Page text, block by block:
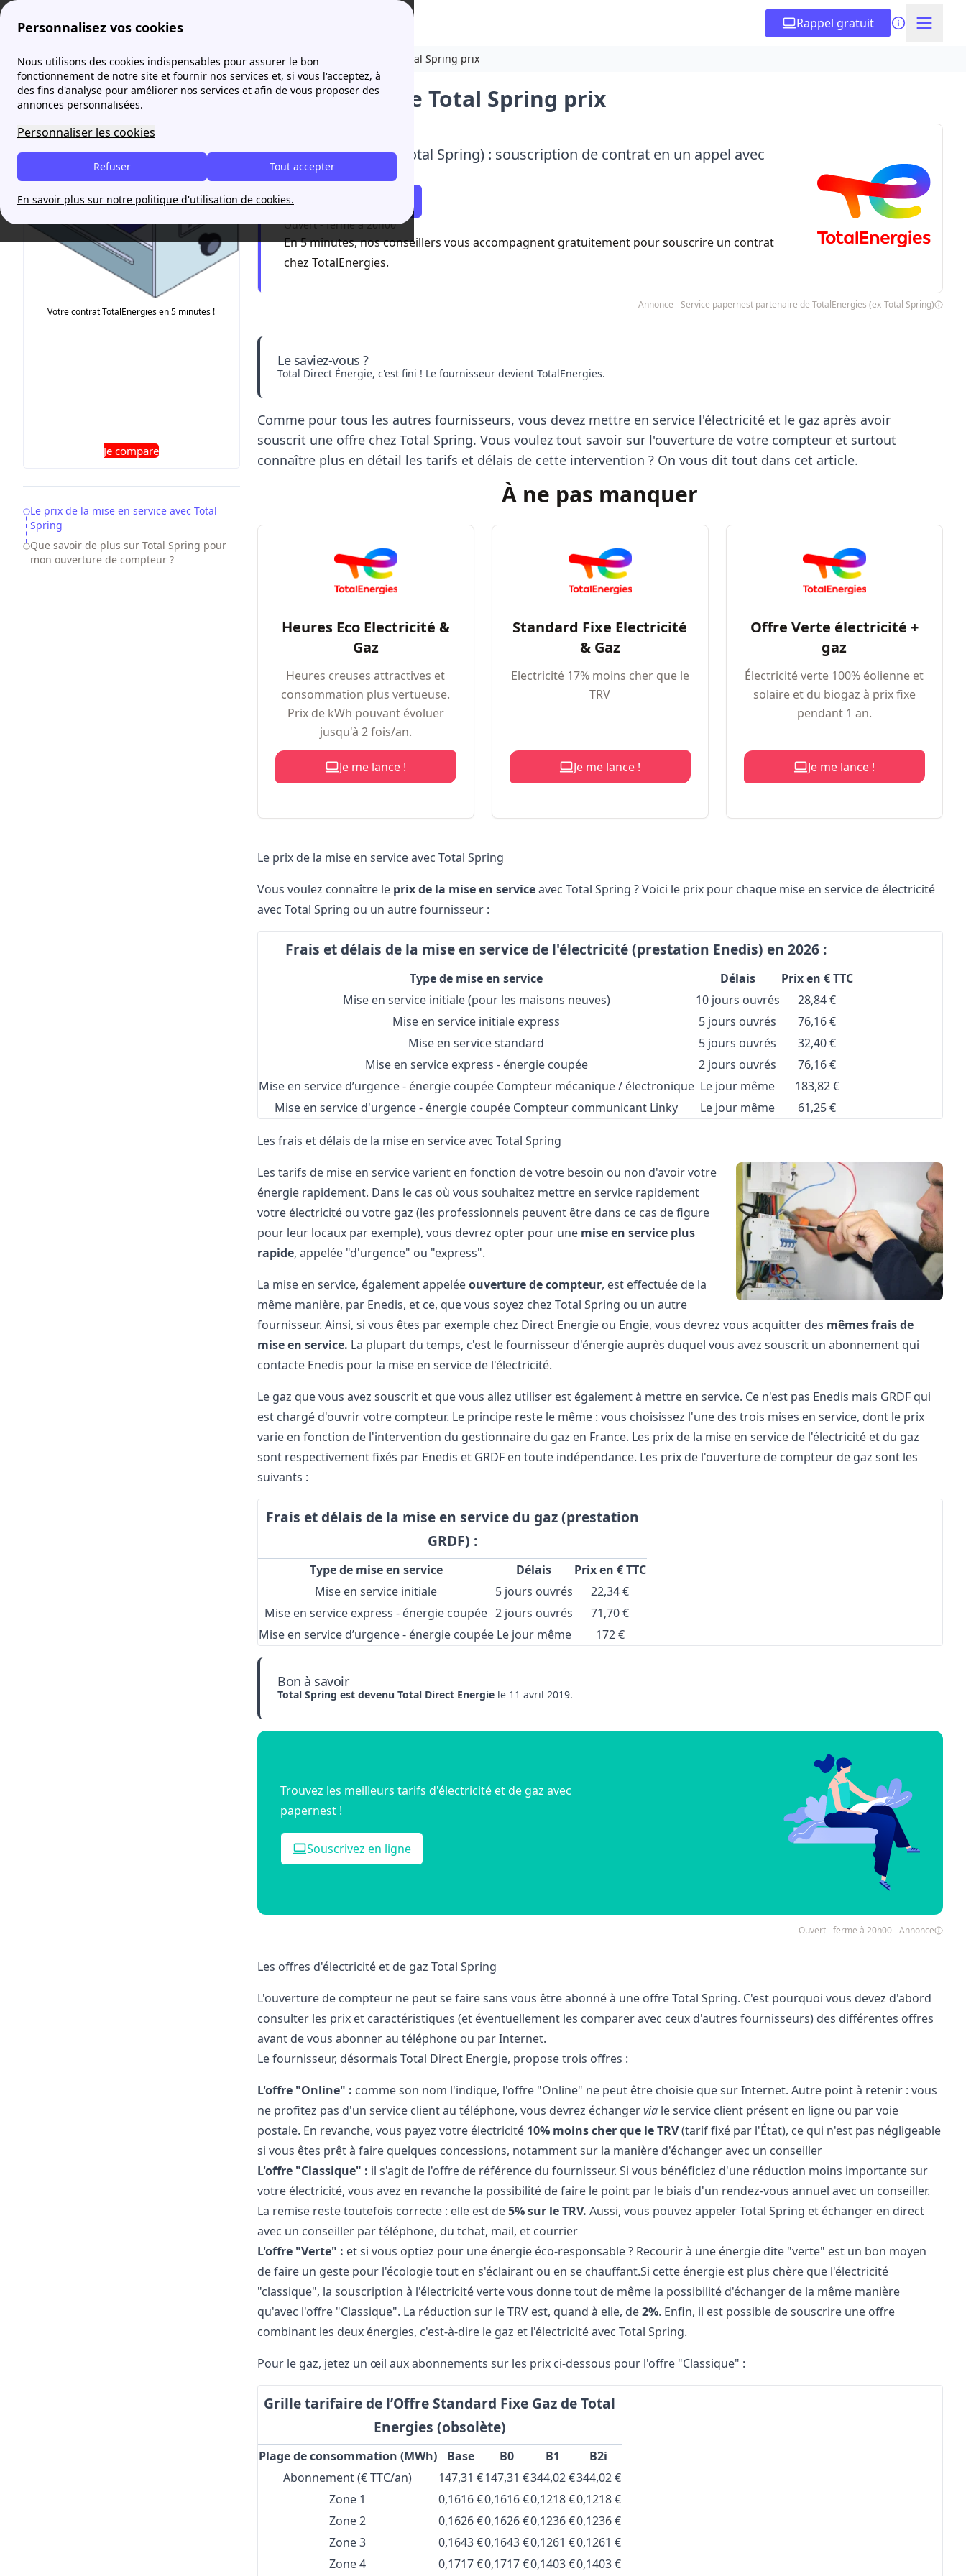
Personnalisez vos cookies
Nous utilisons des cookies indispensables pour assurer le bon
fonctionnement de notre site et fournir nos services et, si vous l'acceptez, à
des fins d'analyse pour améliorer nos services et afin de vous proposer des
annonces personnalisées.
Personnaliser les cookies
Tout accepter
Refuser
En savoir plus sur notre politique d'utilisation de cookies.
Rappel gratuit
Agence France Électricité MoreMise en service Total Spring Mise en service Total Spring prix
Votre contrat TotalEnergies en 5 minutes !
Je compare
Table of Contents
Le prix de la mise en service avec Total
Spring
Que savoir de plus sur Total Spring pour
mon ouverture de compteur ?
Mise en service Total Spring prix
TotalEnergies (ex-Total Spring) : souscription de contrat en un appel avec
papernest
Ouvert - ferme à 20h00
En 5 minutes, nos conseillers vous accompagnent gratuitement pour souscrire un contrat
chez TotalEnergies.
Annonce - Service papernest partenaire de TotalEnergies (ex-Total Spring)
Le saviez-vous ?
Total Direct Énergie, c'est fini ! Le fournisseur devient TotalEnergies.
Comme pour tous les autres fournisseurs, vous devez mettre en service l'électricité et le gaz après avoir
souscrit une offre chez Total Spring. Vous voulez tout savoir sur l'ouverture de votre compteur et surtout
connaître plus en détail les tarifs et délais de cette intervention ? On vous dit tout dans cet article.
À ne pas manquer
Heures Eco Electricité &
Gaz
Heures creuses attractives et
consommation plus vertueuse.
Prix de kWh pouvant évoluer
jusqu'à 2 fois/an.
Je me lance !
Standard Fixe Electricité
& Gaz
Electricité 17% moins cher que le
TRV
Je me lance !
Offre Verte électricité +
gaz
Électricité verte 100% éolienne et
solaire et du biogaz à prix fixe
pendant 1 an.
Je me lance !
Le prix de la mise en service avec Total Spring
Vous voulez connaître le prix de la mise en serviceavec Total Spring ? Voici le prix pour chaque mise en service de électricité
avec Total Spring ou un autre fournisseur :
Frais et délais de la mise en service de l'électricité (prestation Enedis) en 2026 :
Type de mise en service Délais
Prix en € TTC
Mise en service initiale (pour les maisons neuves)
10 jours ouvrés
28,84 €
Mise en service initiale express
5 jours ouvrés
76,16 €
Mise en service standard
5 jours ouvrés
32,40 €
Mise en service express - énergie coupée
2 jours ouvrés
76,16 €
Mise en service d’urgence - énergie coupée Compteur mécanique / électronique Le jour même
183,82 €
Mise en service d'urgence - énergie coupée Compteur communicant Linky
Le jour même 61,25 €
Les frais et délais de la mise en service avec Total Spring
Les tarifs de mise en service varient en fonction de votre besoin ou non d'avoir votre
énergie rapidement. Dans le cas où vous souhaitez mettre en service rapidement
votre électricité ou votre gaz (les professionnels peuvent être dans ce cas de figure
pour leur locaux par exemple), vous devrez opter pour une mise en service plus
rapide, appelée "d'urgence" ou "express".
La mise en service, également appeléeouverture de compteur, est effectuée de la
même manière, par Enedis, et ce, que vous soyez chez Total Spring ou un autre
fournisseur. Ainsi, si vous êtes par exemple chez Direct Energie ou Engie, vous devrez vous acquitter des mêmes frais de
mise en service. La plupart du temps, c'est le fournisseur d'énergie auprès duquel vous avez souscrit un abonnement qui
contacte Enedis pour la mise en service de l'électricité.
Le gaz que vous avez souscrit et que vous allez utiliser est également à mettre en service. Ce n'est pas Enedis mais GRDF qui
est chargé d'ouvrir votre compteur. Le principe reste le même : vous choisissez l'une des trois mises en service, dont le prix
varie en fonction de l'intervention du gestionnaire du gaz en France. Les prix de la mise en service de l'électricité et du gaz
sont respectivement fixés par Enedis et GRDF en toute indépendance. Les prix de l'ouverture de compteur de gaz sont les
suivants :
Frais et délais de la mise en service du gaz (prestation
GRDF) :
Type de mise en service Délais
Prix en € TTC
Mise en service initiale
5 jours ouvrés
22,34 €
Mise en service express - énergie coupée 2 jours ouvrés
71,70 €
Mise en service d’urgence - énergie coupée Le jour même 172 €
Bon à savoir
Total Spring est devenu Total Direct Energiele 11 avril 2019.
Trouvez les meilleurs tarifs d'électricité et de gaz avec
papernest !
Souscrivez en ligne
Ouvert - ferme à 20h00 - Annonce
Les offres d'électricité et de gaz Total Spring
L'ouverture de compteur ne peut se faire sans vous être abonné à une offre Total Spring. C'est pourquoi vous devez d'abord
consulter les prix et caractéristiques (et éventuellement les comparer avec ceux d'autres fournisseurs) des différentes offres
avant de vous abonner au téléphone ou par Internet.
Le fournisseur, désormais Total Direct Energie, propose trois offres :
L'offre "Online" : comme son nom l'indique, l'offre "Online" ne peut être choisie que sur Internet. Autre point à retenir : vous
ne profitez pas d'un service client au téléphone, vous devrez échangerviale service client présent en ligne ou par voie
postale. En revanche, vous payez votre électricité 10% moins cher que le TRV(tarif fixé par l'État), ce qui n'est pas négligeable
si vous êtes prêt à faire quelques concessions, notamment sur la manière d'échanger avec un conseiller
L'offre "Classique" : il s'agit de l'offre de référence du fournisseur. Si vous bénéficiez d'une réduction moins importante sur
votre électricité, vous avez en revanche la possibilité de faire le point par le biais d'un rendez-vous annuel avec un conseiller.
La remise reste toutefois correcte : elle est de5% sur le TRV. Aussi, vous pouvez appeler Total Spring et échanger en direct
avec un conseiller par téléphone, du tchat, mail, et courrier
L'offre "Verte" : et si vous optiez pour une énergie éco-responsable ? Recourir à une énergie dite "verte" est un bon moyen
de faire un geste pour l'écologie tout en s'éclairant ou en se chauffant.Si cette énergie est plus chère que l'électricité
"classique", la souscription à l'électricité verte vous donne tout de même la possibilité d'échanger de la même manière
qu'avec l'offre "Classique". La réduction sur le TRV est, quand à elle, de2%. Enfin, il est possible de souscrire une offre
combinant les deux énergies, c'est-à-dire le gaz et l'électricité avec Total Spring.
Pour le gaz, jetez un œil aux abonnements sur les prix ci-dessous pour l'offre "Classique" :
Grille tarifaire de l’Offre Standard Fixe Gaz de Total
Energies (obsolète)
Plage de consommation (MWh) Base B0 B1
B2i
Abonnement (€ TTC/an)
147,31 €147,31 €344,02 €344,02 €
Zone 1
0,1616 €0,1616 €0,1218 €0,1218 €
Zone 2
0,1626 €0,1626 €0,1236 €0,1236 €
Zone 3
0,1643 €0,1643 €0,1261 €0,1261 €
Zone 4
0,1717 €0,1717 €0,1403 €0,1403 €